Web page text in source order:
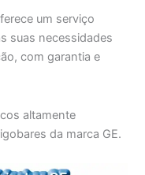
um serviço
suas necessidades
com garantia e
altamente
da marca GE.